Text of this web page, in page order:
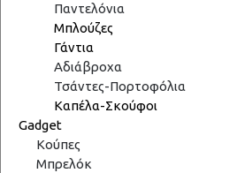
Παντελόνια
Μπλούζες
Γάντια
Αδιάβροχα
Τσάντες-Πορτοφόλια
Καπέλα-Σκούφοι
Gadget
Κούπες
Μπρελόκ